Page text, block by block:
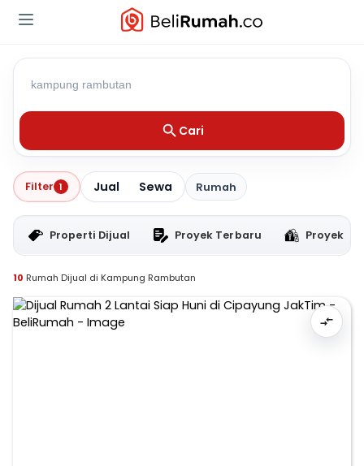
Cari
Filter 1 Jual Sewa Rumah
Properti Dijual Proyek Terbaru Proyek
10 Rumah Dijual di Kampung Rambutan